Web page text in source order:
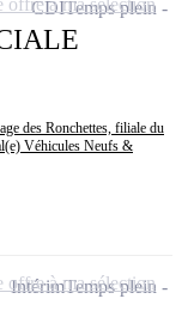
des Ronchettes, filiale du
Véhicules Neufs &
CDITemps plein
IntérimTemps plein
offre à ma sélection